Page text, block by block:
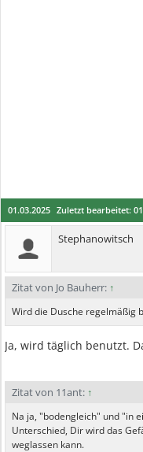
01.03.2025 Zuletzt bearbeitet:
Stephanowitsch
Zitat von Jo Bauherr: ↑
Wird die Dusche regelmäßig
Ja, wird täglich benutzt.
Zitat von 11ant: ↑
Na ja, "bodengleich" und "in
Unterschied, Dir wird das
weglassen kann.